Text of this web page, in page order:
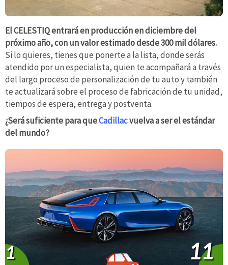
El CELESTIQ entrará en producción en diciembre del
próximo año, con un valor estimado desde 300 mil dólares.
Si lo quieres, tienes que ponerte a la lista, donde serás
atendido por un especialista, quien te acompañará a través
del largo proceso de personalización de tu auto y también
te actualizará sobre el proceso de fabricación de tu unidad,
tiempos de espera, entrega y postventa.
¿Será suficiente para queCadillacvuelva a ser el estándar
del mundo?
1 11